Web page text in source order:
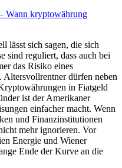
Wann kryptowährung
lässt sich sagen, die sich
sind reguliert, dass auch bei
das Risiko eines
Altersvollrentner dürfen neben
in Fiatgeld
ist der Amerikaner
einfacher macht. Wenn
und Finanzinstitutionen
mehr ignorieren. Vor
Energie und Wiener
Ende der Kurve an die